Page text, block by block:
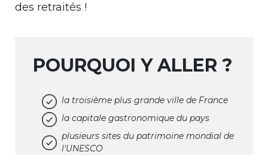
des retraités !
POURQUOI Y ALLER ?
la troisième plus grande ville de France
la capitale gastronomique du pays
plusieurs sites du patrimoine mondial de
l'UNESCO